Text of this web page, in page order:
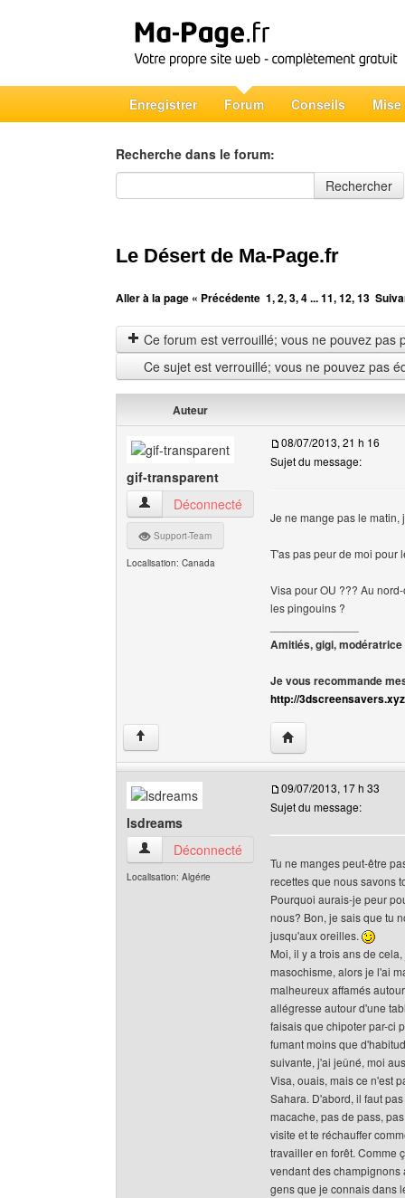
Enregistrer Forum Conseils Mise
Recherche dans le forum:
Recherche dans le forum
Rechercher
Le Désert de Ma-Page.fr
Aller à la page « Précédente 1,2,3,4...11,12,13
Ce forum est verrouillé; vous ne pouvez pas
Ce sujet est verrouillé; vous ne pouvez pas
Auteur
gif-transparent
gif-transparent Voir le profil de l'utilisateur
Déconnecté
Support-Team
Localisation: Canada
08/07/2013, 21 h 16
Sujet du message:
Je ne mange pas le matin,
T'as pas peur de moi pour
Visa pour OU ??? Au
les pingouins ?
Amitiés, gigi, modératrice
Je vous recommande
http://3dscreensavers.xyz
↑ Visiter le site web
lsdreams
lsdreams Voir le profil de l'utilisateur
Déconnecté
Localisation: Algérie
09/07/2013, 17 h 33
Sujet du message:
Tu ne manges peut-être
recettes que nous savons
Pourquoi aurais-je peur
nous? Bon, je sais que tu
jusqu'aux oreilles.
Moi, il y a trois ans de
masochisme, alors je l'ai
malheureux affamés
allégresse autour d'une
faisais que chipoter par-ci
fumant moins que
suivante, j'ai jeûné, moi
Visa, ouais, mais ce n'est
Sahara. D'abord, il faut
macache, pas de pass,
visite et te réchauffer
travailler en forêt. Comme
vendant des champignons
gens que je connais dans